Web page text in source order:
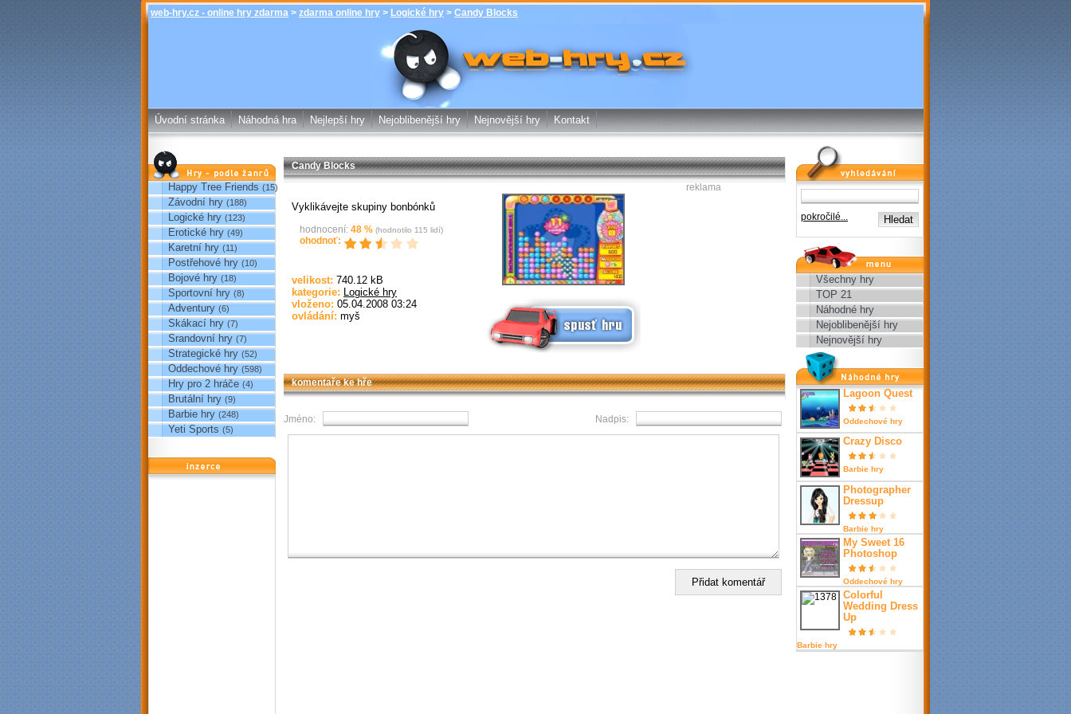
web-hry.cz - online hry zdarma > zdarma online hry > Logické hry > Candy Blocks
Candy Blocks - Logické hry - zdarma
online hry web-hry.cz - online hry
zdarma
Úvodní stránka Náhodná hra Nejlepší hry Nejoblibenější hry Nejnovější hry Kontakt
Hry podle žánrů
Happy Tree Friends (15)
Závodní hry (188)
Logické hry (123)
Erotické hry (49)
Karetní hry (11)
Postřehové hry (10)
Bojové hry (18)
Sportovní hry (8)
Adventury (6)
Skákací hry (7)
Srandovní hry (7)
Strategické hry (52)
Oddechové hry (598)
Hry pro 2 hráče (4)
Brutální hry (9)
Barbie hry (248)
Yeti Sports (5)
reklama
Candy Blocks
Spusť online hru zdarma
Vyklikávejte skupiny bonbónků
hodnocení: 48 % (hodnotilo 115 lidí)
ohodnoť:
velikost: 740.12 kB
kategorie: Logické hry
vloženo: 05.04.2008 03:24
ovládání: myš
reklama
komentaře ke hře
Jméno: Nadpis:
vyhledávání
pokročilé...
menu
Všechny hry
TOP 21
Náhodné hry
Nejoblibenější hry
Nejnovější hry
nahodné hry
Lagoon Quest
Oddechové hry
Crazy Disco
Barbie hry
Photographer
Dressup
Barbie hry
My Sweet 16
Photoshop
Oddechové hry
Colorful
Wedding Dress
Up
Barbie hry